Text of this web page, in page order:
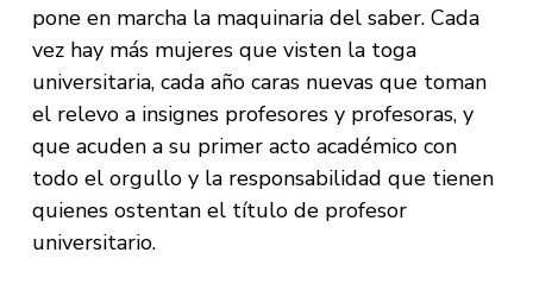
pone en marcha la maquinaria del saber. Cada
vez hay más mujeres que visten la toga
universitaria, cada año caras nuevas que toman
el relevo a insignes profesores y profesoras, y
que acuden a su primer acto académico con
todo el orgullo y la responsabilidad que tienen
quienes ostentan el título de profesor
universitario.